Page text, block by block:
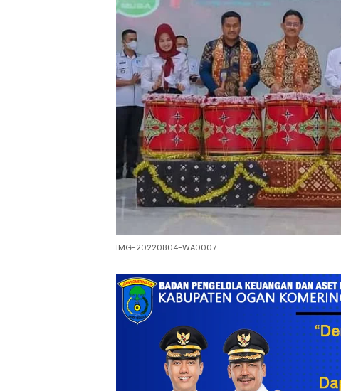
IMG-20220804-WA0007